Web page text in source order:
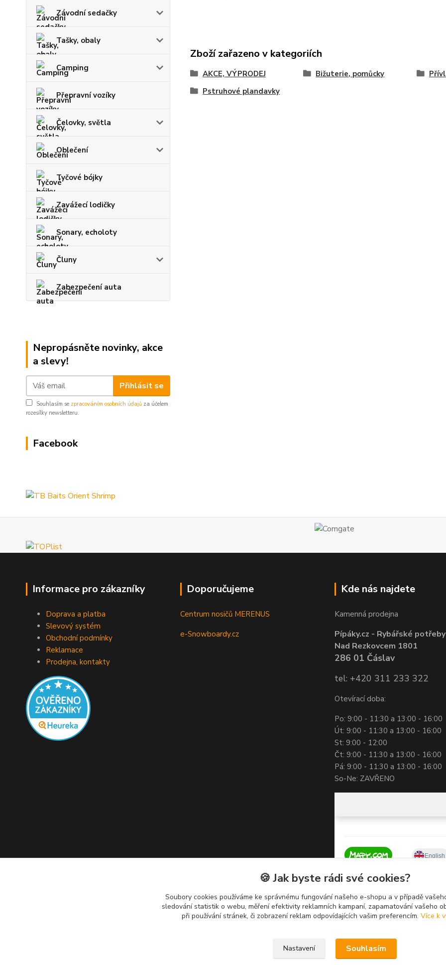
Závodní sedačky
Tašky, obaly
Camping
Přepravní vozíky
Čelovky, světla
Oblečení
Tyčové bójky
Zavážecí lodičky
Sonary, echoloty
Čluny
Zabezpečení auta
Nepropásněte novinky, akce
a slevy!
Přihlásit se
Souhlasím se zpracováním osobních údajů za účelem
rozesílky newsletteru.
Facebook
Zboží zařazeno v kategoriích
AKCE, VÝPRODEJ Bižuterie, pomůcky
Pstruhové plandavky
Informace pro zákazníky
Doprava a platba
Slevový systém
Obchodní podmínky
Reklamace
Prodejna, kontakty
Doporučujeme
Centrum nosičů MERENUS
e-Snowboardy.cz
Kde nás najdete
Kamenná prodejna
Pípáky.cz - Rybářské potřeby
Nad Rezkovcem 1801
286 01 Čáslav
tel: +420 311 233 322
Otevírací doba:
Po: 9:00 - 11:30 a 13:00 - 16:00
Út: 9:00 - 11:30 a 13:00 - 16:00
St: 9:00 - 12:00
Čt: 9:00 - 11:30 a 13:00 - 16:00
Pá: 9:00 - 11:30 a 13:00 - 16:00
So-Ne: ZAVŘENO
🍪 Jak byste rádi své cookies?
Soubory cookies používáme ke správnému fungování našeho e-shopu a v případě
sledování statistik o webu, měření efektivity reklamních kampaní, zapamatování vašeho
při používání stránek, či zobrazení reklam odpovídajících vašim preferencím. Více k
Nastavení Souhlasím